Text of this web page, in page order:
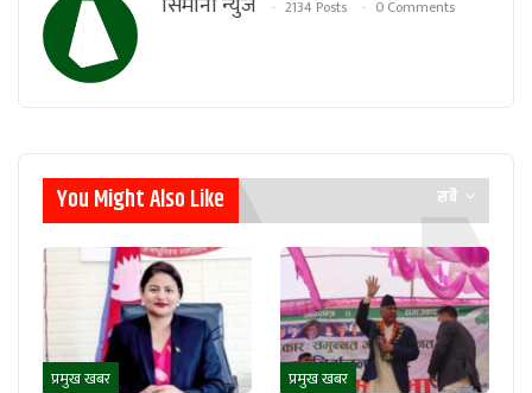
2134 Posts 0 Comments
सबै
You Might Also Like
प्रमुख खबर प्रमुख खबर